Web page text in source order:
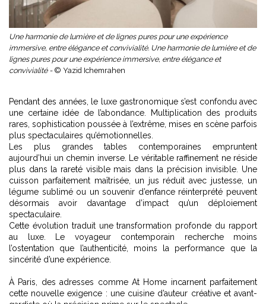
Une harmonie de lumière et de lignes pures pour une expérience
immersive, entre élégance et convivialité. Une harmonie de lumière et de
lignes pures pour une expérience immersive, entre élégance et
convivialité - © Yazid Ichemrahen
Pendant des années, le luxe gastronomique s’est confondu avec
une certaine idée de l’abondance. Multiplication des produits
rares, sophistication poussée à l’extrême, mises en scène parfois
plus spectaculaires qu’émotionnelles.
Les plus grandes tables contemporaines empruntent
aujourd’hui un chemin inverse. Le véritable raffinement ne réside
plus dans la rareté visible mais dans la précision invisible. Une
cuisson parfaitement maîtrisée, un jus réduit avec justesse, un
légume sublimé ou un souvenir d’enfance réinterprété peuvent
désormais avoir davantage d’impact qu’un déploiement
spectaculaire.
Cette évolution traduit une transformation profonde du rapport
au luxe. Le voyageur contemporain recherche moins
l’ostentation que l’authenticité, moins la performance que la
sincérité d’une expérience.
À Paris, des adresses comme At Home incarnent parfaitement
cette nouvelle exigence : une cuisine d’auteur créative et avant-